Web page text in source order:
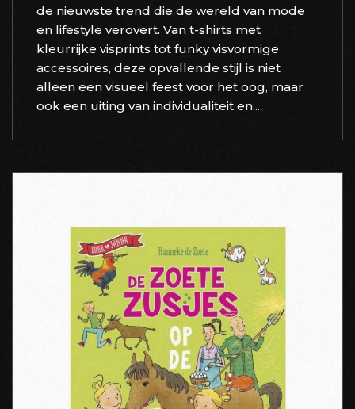
de nieuwste trend die de wereld van mode
en lifestyle verovert. Van t-shirts met
kleurrijke visprints tot funky visvormige
accessoires, deze opvallende stijl is niet
alleen een visueel feest voor het oog, maar
ook een uiting van individualiteit en...